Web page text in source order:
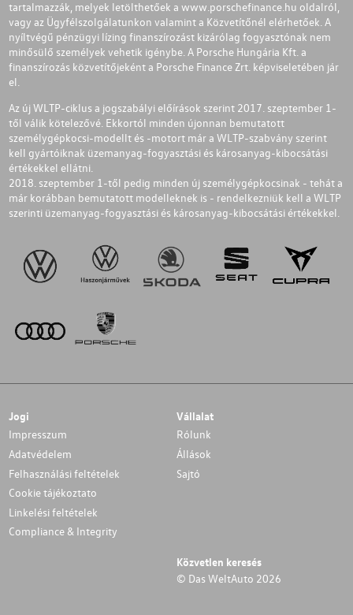
tartalmazzák, melyek letölthetőek a www.porschefinance.hu oldalról,
vagy az Ügyfélszolgálatunkon valamint a Közvetítőnél elérhetőek. A
nyíltvégű pénzügyi lízing finanszírozást kizárólag fogyasztónak nem
minősülő személyek vehetik igénybe. A Porsche Hungária Kft. a
finanszírozás közvetítőjeként a Porsche Finance Zrt. képviseletében jár
el.
Az új WLTP-ciklus a jogszabályi előírások szerint 2017. szeptember 1-
től válik kötelezővé. Ekkortól minden újonnan bemutatott
személygépkocsi-modellt és -motort már a WLTP-szabvány szerint
kell gyártóiknak üzemanyag-fogyasztási és károsanyag-kibocsátási
értékekkel ellátni.
2018. szeptember 1-től pedig minden új személygépkocsinak - tehát a
már korábban bemutatott modelleknek is - rendelkezniük kell a WLTP
szerinti üzemanyag-fogyasztási és károsanyag-kibocsátási értékekkel.
Jogi
Impresszum
Adatvédelem
Felhasználási feltételek
Cookie tájékoztato
Linkelési feltételek
Compliance & Integrity
Vállalat
Rólunk
Állások
Sajtó
Közvetlen keresés
© Das WeltAuto 2026